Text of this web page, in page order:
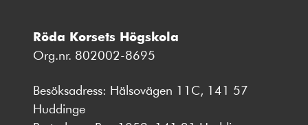
Röda Korsets Högskola
Org.nr. 802002-8695
Besöksadress: Hälsovägen 11C, 141 57
Huddinge